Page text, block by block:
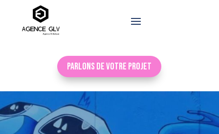
Parlons de votre projet